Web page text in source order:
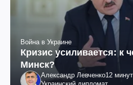
Война в Украине
Кризис усиливается: к
Минск?
Александр Левченко12
Украинский дипломат